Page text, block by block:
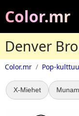
Color.mr
Denver
Color.mr Pop-
X-Miehet